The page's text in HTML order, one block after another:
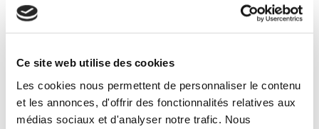
Ce site web utilise des cookies
Les cookies nous permettent de personnaliser le contenu
et les annonces, d'offrir des fonctionnalités relatives aux
médias sociaux et d'analyser notre trafic. Nous
Contents
Specifications